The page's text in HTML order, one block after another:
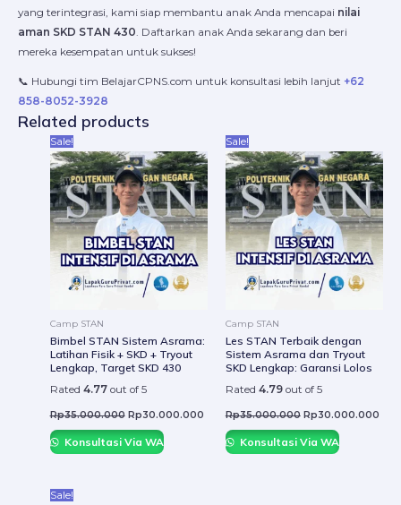
yang terintegrasi, kami siap membantu anak Anda mencapai nilai
aman SKD STAN 430 . Daftarkan anak Anda sekarang dan beri
mereka kesempatan untuk sukses!
📞 Hubungi tim BelajarCPNS.com untuk konsultasi lebih lanjut +62
858-8052-3928
Related products
Sale!
Camp STAN
Bimbel STAN Sistem Asrama:
Latihan Fisik + SKD + Tryout
Lengkap, Target SKD 430
Rated 4.77out of 5
Rp35.000.000
was:
Rp35.000.000.
Rp30.000.000
Current
price
is:
Rp30.000.000.
Konsultasi Via WA
Sale!
Camp STAN
Les STAN Terbaik dengan
Sistem Asrama dan Tryout
SKD Lengkap: Garansi Lolos
Rated 4.79out of 5
Rp35.000.000
was:
Rp35.000.000.
Rp30.000.000
is:
Konsultasi Via WA
Sale!